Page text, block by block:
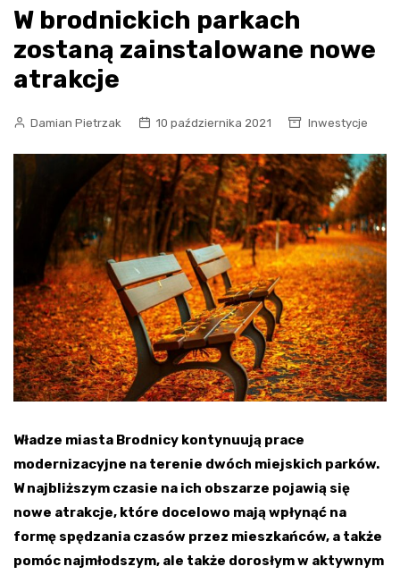
W brodnickich parkach
zostaną zainstalowane nowe
atrakcje
Damian Pietrzak 10 października 2021 Inwestycje
Władze miasta Brodnicy kontynuują prace
modernizacyjne na terenie dwóch miejskich parków.
W najbliższym czasie na ich obszarze pojawią się
nowe atrakcje, które docelowo mają wpłynąć na
formę spędzania czasów przez mieszkańców, a także
pomóc najmłodszym, ale także dorosłym w aktywnym